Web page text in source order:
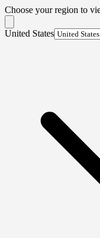
Choose your region to
United States